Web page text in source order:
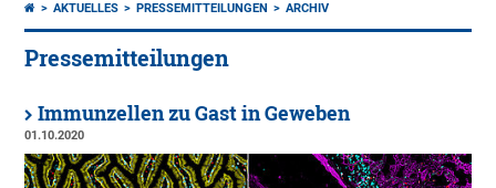
AKTUELLES PRESSEMITTEILUNGEN ARCHIV
Pressemitteilungen
Immunzellen zu Gast in Geweben
01.10.2020